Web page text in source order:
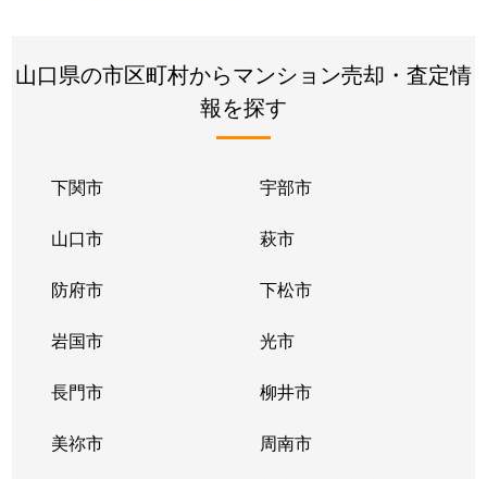
山口県の市区町村からマンション売却・査定情
報を探す
下関市 宇部市
山口市 萩市
防府市 下松市
岩国市 光市
長門市 柳井市
美祢市 周南市